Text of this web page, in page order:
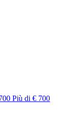
Più di € 700